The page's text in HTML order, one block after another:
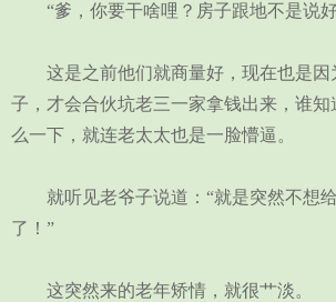
“爹，你要干啥哩？房子跟地不是说好
这是之前他们就商量好，现在也是因
子，才会合伙坑老三一家拿钱出来，谁
么一下，就连老太太也是一脸懵逼。
就听见老爷子说道：“就是突然不想
了！”
这突然来的老年矫情，就很艹淡。